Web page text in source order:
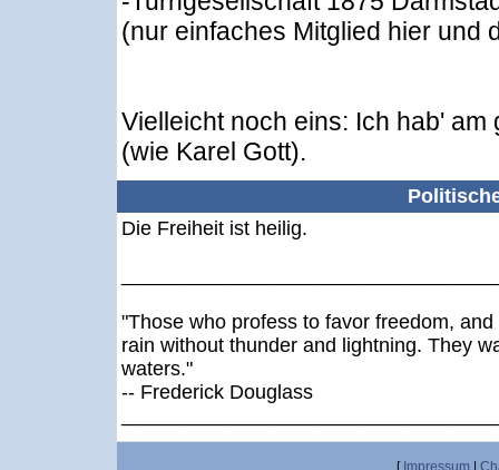
(nur einfaches Mitglied hier und
Vielleicht noch eins: Ich hab'
(wie Karel Gott).
Die Freiheit ist heilig.
"Those who profess to favor freedom,
rain without thunder and lightning. They
waters."
-- Frederick Douglass
[ Impressum